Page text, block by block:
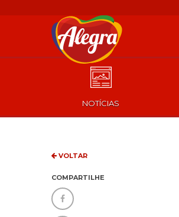
NOTÍCIAS
VOLTAR
COMPARTILHE